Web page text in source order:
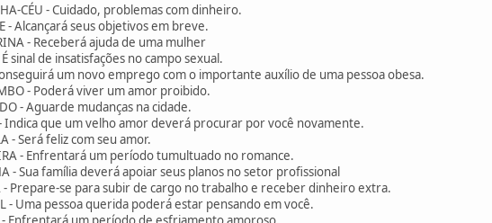
CÉU - Cuidado, problemas com dinheiro.
- Alcançará seus objetivos em breve.
- Receberá ajuda de uma mulher
É sinal de insatisfações no campo sexual.
um novo emprego com o importante auxílio de uma pessoa obesa.
- Poderá viver um amor proibido.
- Aguarde mudanças na cidade.
Indica que um velho amor deverá procurar por você novamente.
- Será feliz com seu amor.
- Enfrentará um período tumultuado no romance.
- Sua família deverá apoiar seus planos no setor profissional
- Prepare-se para subir de cargo no trabalho e receber dinheiro extra.
- Uma pessoa querida poderá estar pensando em você.